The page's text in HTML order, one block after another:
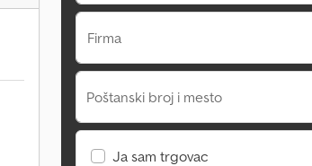
Firma
Poštanski broj i mesto
Ja sam trgovac